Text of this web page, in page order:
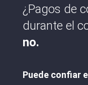
¿Pagos de
durante el
no.
Puede confiar